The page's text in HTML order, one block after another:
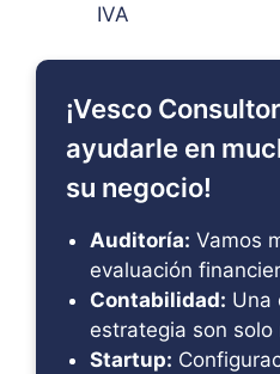
IVA
¡Vesco
ayudarle en
su negocio!
Auditoría: Vamos
evaluación
Contabilidad: Una
estrategia son solo
Startup: